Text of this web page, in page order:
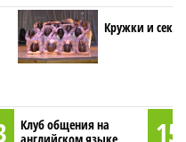
Кружки и
Клуб общения на
15